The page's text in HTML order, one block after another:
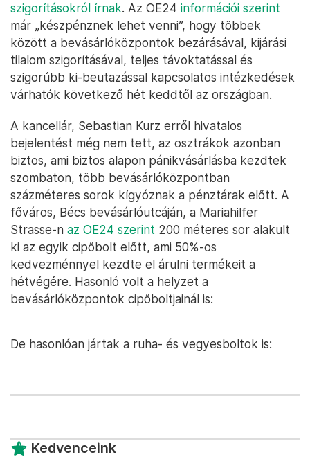
szigorításokról írnak. Az OE24 információi szerint
már „készpénznek lehet venni”, hogy többek
között a bevásárlóközpontok bezárásával, kijárási
tilalom szigorításával, teljes távoktatással és
szigorúbb ki-beutazással kapcsolatos intézkedések
várhatók következő hét keddtől az országban.
A kancellár, Sebastian Kurz erről hivatalos
bejelentést még nem tett, az osztrákok azonban
biztos, ami biztos alapon pánikvásárlásba kezdtek
szombaton, több bevásárlóközpontban
százméteres sorok kígyóznak a pénztárak előtt. A
főváros, Bécs bevásárlóutcáján, a Mariahilfer
Strasse-n az OE24 szerint 200 méteres sor alakult
ki az egyik cipőbolt előtt, ami 50%-os
kedvezménnyel kezdte el árulni termékeit a
hétvégére. Hasonló volt a helyzet a
bevásárlóközpontok cipőboltjainál is:
De hasonlóan jártak a ruha- és vegyesboltok is:
Kedvenceink